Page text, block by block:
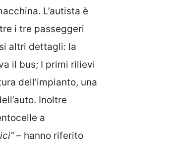
L’autista è
i tre passeggeri
altri dettagli: la
il bus; I primi rilievi
dell’impianto, una
Inoltre
a
– hanno riferito